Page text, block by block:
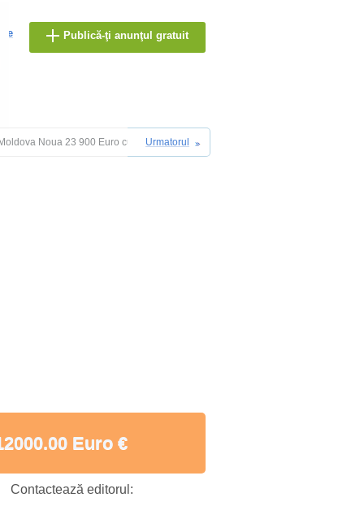
Publică-ţi anunţul gratuit
Urmatorul
Noua 23 900 Euro cu CF
Euro €
Contactează editorul: